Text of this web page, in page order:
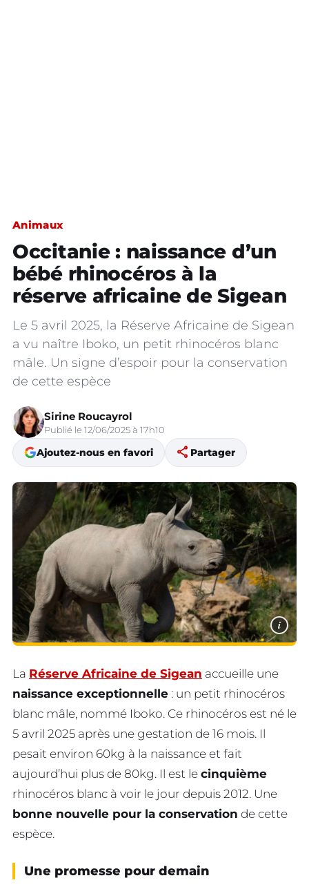
Animaux
Occitanie : naissance d’un
bébé rhinocéros à la
réserve africaine de Sigean
Le 5 avril 2025, la Réserve Africaine de Sigean
a vu naître Iboko, un petit rhinocéros blanc
mâle. Un signe d’espoir pour la conservation
de cette espèce
Sirine Roucayrol
Publié le 12/06/2025 à 17h10
Ajoutez-nous en favori share Partager
i
La Réserve Africaine de Sigean accueille une
naissance exceptionnelle : un petit rhinocéros
blanc mâle, nommé Iboko. Ce rhinocéros est né le
5 avril 2025 après une gestation de 16 mois. Il
pesait environ 60kg à la naissance et fait
aujourd’hui plus de 80kg. Il est le cinquième
rhinocéros blanc à voir le jour depuis 2012. Une
bonne nouvelle pour la conservation de cette
espèce.
Une promesse pour demain